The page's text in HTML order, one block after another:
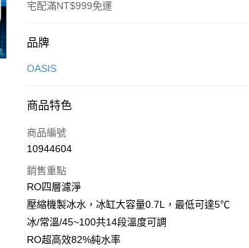
宅配滿NT$999免運
付款方式
信用卡一次付款
合作金庫商業銀行
華南商業銀行
上海商業儲蓄銀行
國泰世華商業銀行
臺灣中小企業銀行
台中商業銀行
聯邦商業銀行
元大商業銀行
6 期 0 利率 每期
華南商業銀行
上海商業儲蓄銀行
國泰世華商業銀行
兆豐國際商業銀行
臺灣中小企業銀行
匯豐（台灣）商業銀行
即享券
LINE Pay
Apple Pay
街口支付
品牌
OASIS
商品特色
商品編號
10944604
銷售重點
RO四層濾淨
壓縮機製冰水，冰缸大容量0.7L，最低可達5℃
冰/常溫/45~100共14段溫度可調
RO超高效82%純水率